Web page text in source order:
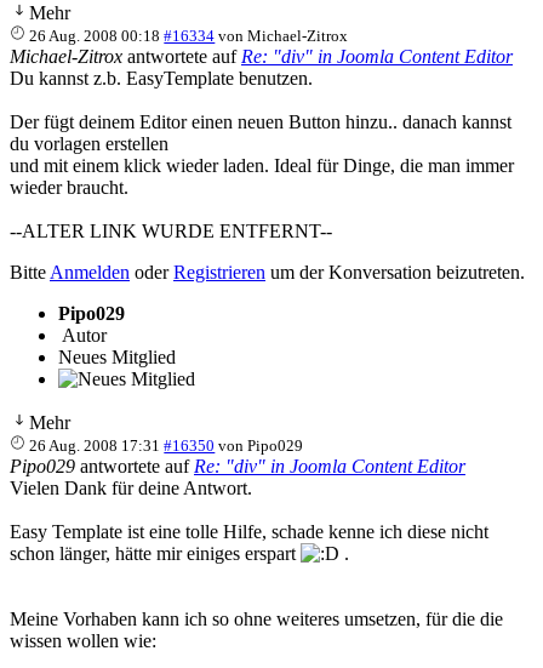
Mehr
26 Aug. 2008 00:18 #16334 vonMichael-Zitrox
Michael-Zitrox antwortete auf Re: "div" in Joomla Content Editor
Du kannst z.b. EasyTemplate benutzen.
Der fügt deinem Editor einen neuen Button hinzu.. danach kannst
du vorlagen erstellen
und mit einem klick wieder laden. Ideal für Dinge, die man immer
wieder braucht.
--ALTER LINK WURDE ENTFERNT--
Bitte Anmelden oderRegistrieren um der Konversation beizutreten.
Pipo029
Autor
Neues Mitglied
Mehr
26 Aug. 2008 17:31 #16350 vonPipo029
Pipo029 antwortete auf Re: "div" in Joomla Content Editor
Vielen Dank für deine Antwort.
Easy Template ist eine tolle Hilfe, schade kenne ich diese nicht
schon länger, hätte mir einiges erspart
.
Meine Vorhaben kann ich so ohne weiteres umsetzen, für die die
wissen wollen wie: